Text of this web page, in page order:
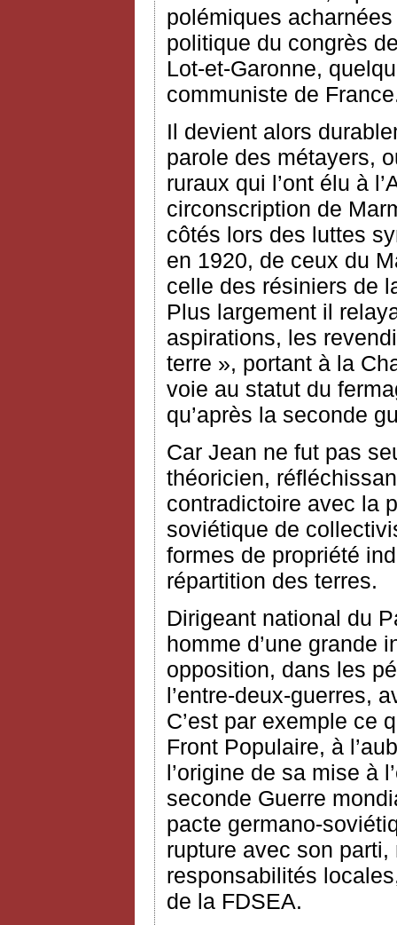
polémiques
politique du congrès
Lot-et-Garonne,
communiste de
Il devient alors
parole des métayers,
ruraux qui l’ont élu à
circonscription de
côtés lors des luttes
en 1920, de ceux du
celle des résiniers de
Plus largement il
aspirations, les
terre », portant à la
voie au statut du
qu’après la seconde
Car Jean ne fut pas
théoricien,
contradictoire avec la
soviétique de
formes de propriété
répartition des terres.
Dirigeant national du
homme d’une grande
opposition, dans les
l’entre-deux-guerres,
C’est par exemple ce
Front Populaire, à
l’origine de sa mise à
seconde Guerre
pacte germano-
rupture avec son
responsabilités
de la FDSEA.